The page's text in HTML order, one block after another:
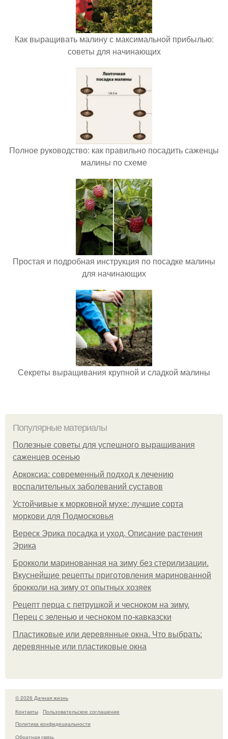
Как выращивать малину с максимальной прибылью:
советы для начинающих
Полное руководство: как правильно посадить саженцы
малины по схеме
Простая и подробная инструкция по посадке малины
для начинающих
Секреты выращивания крупной и сладкой малины
Популярные материалы
Полезные советы для успешного выращивания
саженцев осенью
Аркоксиа: современный подход к лечению
воспалительных заболеваний суставов
Устойчивые к морковной мухе: лучшие сорта
моркови для Подмосковья
Вереск Эрика посадка и уход. Описание растения
Эрика
Брокколи маринованная на зиму без стерилизации.
Вкуснейшие рецепты приготовления маринованной
брокколи на зиму от опытных хозяек
Рецепт перца с петрушкой и чесноком на зиму.
Перец с зеленью и чесноком по-кавказски
Пластиковые или деревянные окна. Что выбрать:
деревянные или пластиковые окна
© 2026 Дачная жизнь
Контакты
Пользовательское соглашение
Политика конфидециальности
Обратная связь